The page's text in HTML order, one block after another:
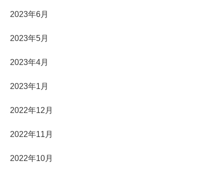
2023年6月
2023年5月
2023年4月
2023年1月
2022年12月
2022年11月
2022年10月